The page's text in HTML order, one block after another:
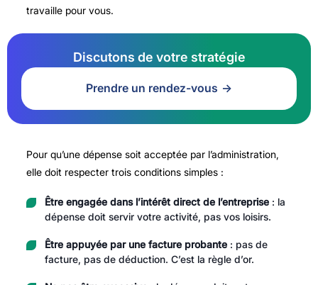
travaille pour vous.
Discutons de votre stratégie
Prendre un rendez-vous
Pour qu’une dépense soit acceptée par l’administration,
elle doit respecter trois conditions simples :
Être engagée dans l’intérêt direct de l’entreprise: la
dépense doit servir votre activité, pas vos loisirs.
Être appuyée par une facture probante: pas de
facture, pas de déduction. C’est la règle d’or.